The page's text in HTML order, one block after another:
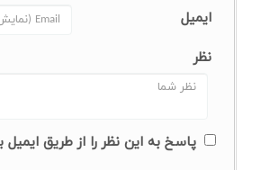
ایمیل
نظر
پاسخ به این نظر را از طریق ایمیل